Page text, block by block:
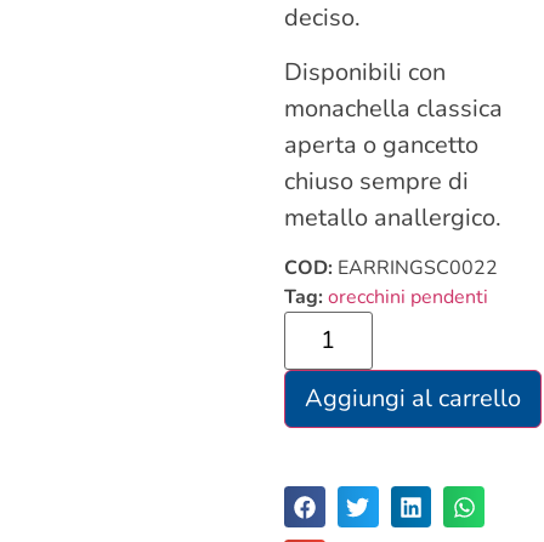
deciso.
Disponibili con
monachella classica
aperta o gancetto
chiuso sempre di
metallo anallergico.
COD: EARRINGSC0022
Tag:orecchini pendenti
Aggiungi al carrello